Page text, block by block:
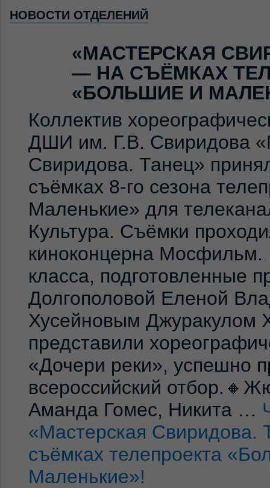
НОВОСТИ ОТДЕЛЕНИЙ
«МАСТЕРСКАЯ
— НА СЪЁМКАХ
«БОЛЬШИЕ И
Коллектив
ДШИ им. Г.В. Свиридова
Свиридова. Танец»
съёмках 8-го сезона
Маленькие» для
Культура. Съёмки
киноконцерна Мосфильм.
класса, подготовленные
Долгополовой Еленой
Хусейновым Джуракулом
представили
«Дочери реки», успешно
всероссийский
Аманда Гомес, Никита …
«Мастерская Свиридова.
съёмках телепроекта
Маленькие»!